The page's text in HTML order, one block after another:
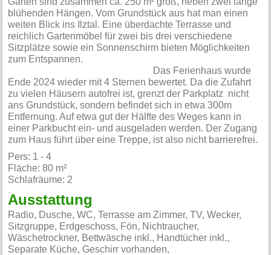
blühenden Hängen. Vom Grundstück aus hat man einen
weiten Blick ins Ilztal. Eine überdachte Terrasse und
reichlich Gartenmöbel für zwei bis drei verschiedene
Sitzplätze sowie ein Sonnenschirm bieten Möglichkeiten
zum Entspannen.
Das Ferienhaus wurde
Ende 2024 wieder mit 4 Sternen bewertet. Da die Zufahrt
zu vielen Häusern autofrei ist, grenzt der Parkplatz nicht
ans Grundstück, sondern befindet sich in etwa 300m
Entfernung. Auf etwa gut der Hälfte des Weges kann in
einer Parkbucht ein- und ausgeladen werden. Der Zugang
zum Haus führt über eine Treppe, ist also nicht barrierefrei.
Pers: 1 - 4
Fläche: 80 m²
Schlafräume: 2
Ausstattung
Radio, Dusche, WC, Terrasse am Zimmer, TV, Wecker,
Sitzgruppe, Erdgeschoss, Fön, Nichtraucher,
Wäschetrockner, Bettwäsche inkl., Handtücher inkl.,
Separate Küche, Geschirr vorhanden,